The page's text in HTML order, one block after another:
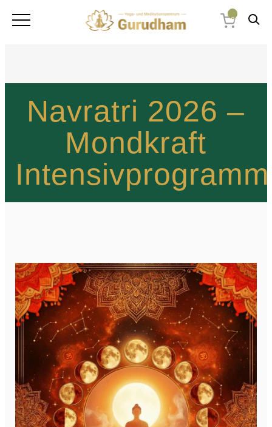
0
Navratri 2026 –
Mondkraft
Intensivprogramm